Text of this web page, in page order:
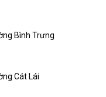
Bình Trưng
Cát Lái